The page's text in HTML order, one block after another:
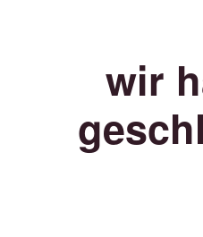
wir